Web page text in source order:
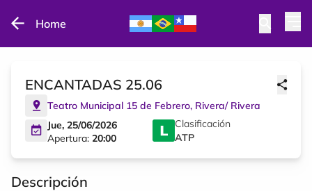
Home
ENCANTADAS 25.06
Teatro Municipal 15 de Febrero, Rivera/ Rivera
Jue, 25/06/2026
Apertura: 20:00
Clasificación
ATP
Descripción